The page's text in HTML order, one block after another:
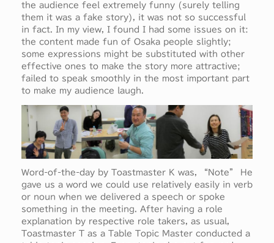
the audience feel extremely funny (surely telling
them it was a fake story), it was not so successful
in fact. In my view, I found I had some issues on it:
the content made fun of Osaka people slightly;
some expressions might be substituted with other
effective ones to make the story more attractive;
failed to speak smoothly in the most important part
to make my audience laugh.
Word-of-the-day by Toastmaster K was, “Note” He
gave us a word we could use relatively easily in verb
or noun when we delivered a speech or spoke
something in the meeting. After having a role
explanation by respective role takers, as usual,
Toastmaster T as a Table Topic Master conducted a